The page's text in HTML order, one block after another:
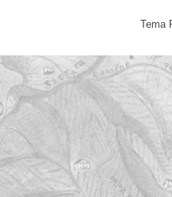
Tema